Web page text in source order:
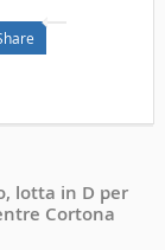
lotta in D per
Cortona